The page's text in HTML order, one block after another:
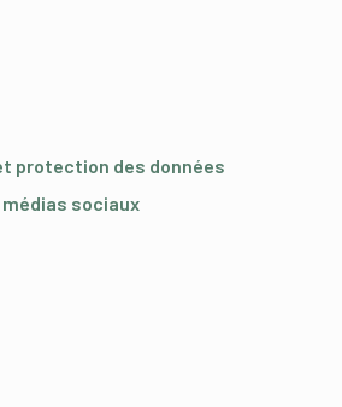
protection des données
sociaux